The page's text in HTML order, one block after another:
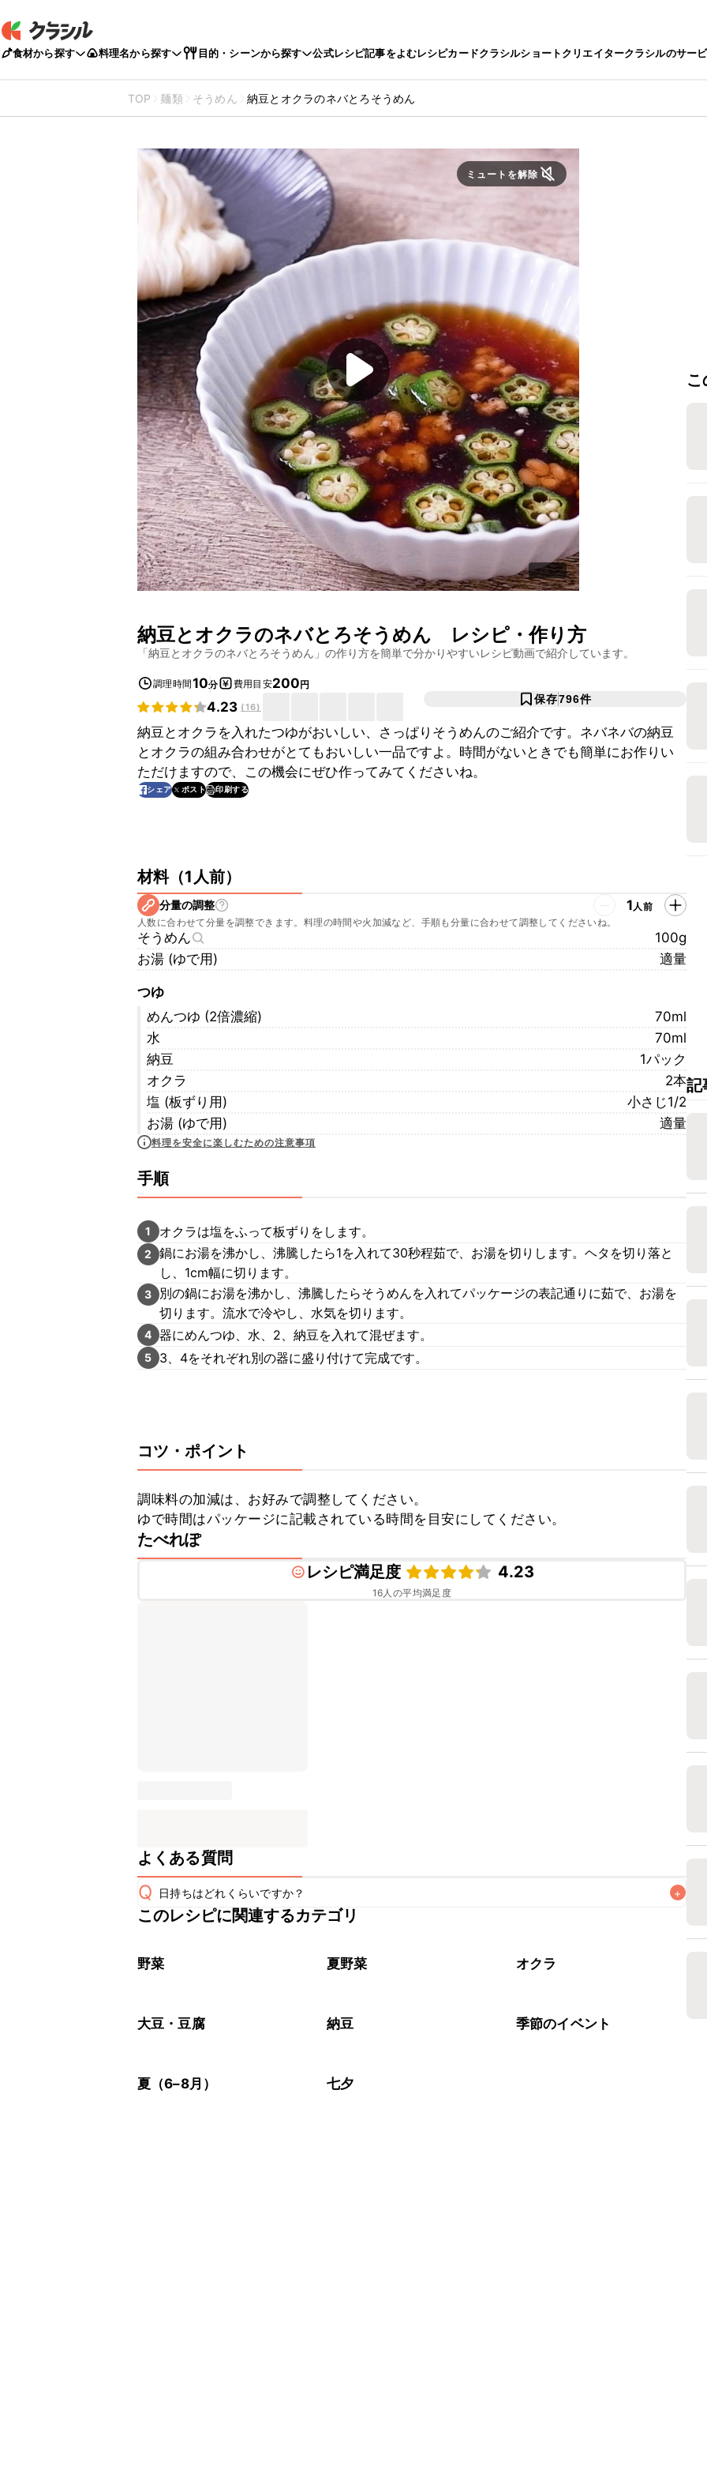
食材から探す 料理名から探す 目的・シーンから探す 公式レシピ記事をよむレシピカードクラシルショートクリエイタークラシルのサー
TOP 麺類 そうめん 納豆とオクラのネバとろそうめん
ミュートを解除
納豆とオクラのネバとろそうめん レシピ・作り方
「納豆とオクラのネバとろそうめん 」の作り方を簡単で分かりやすいレシピ動画で紹介しています。
調理時間10分 費用目安200円
4.23 (16)
保存796件
納豆とオクラを入れたつゆがおいしい、さっぱりそうめんのご紹介です。ネバネバの納豆
とオクラの組み合わせがとてもおいしい一品ですよ。時間がないときでも簡単にお作りい
ただけますので、この機会にぜひ作ってみてくださいね。
シェア ポスト 印刷する
材料（1人前）
分量の調整 1人前
人数に合わせて分量を調整できます。料理の時間や火加減など、手順も分量に合わせて調整してくださいね。
そうめん
100g
お湯 (ゆで用)
適量
つゆ
めんつゆ (2倍濃縮)
70ml
水
70ml
納豆
1パック
オクラ
2本
塩 (板ずり用)
小さじ1/2
お湯 (ゆで用)
適量
料理を安全に楽しむための注意事項
手順
1 オクラは塩をふって板ずりをします。
2
鍋にお湯を沸かし、沸騰したら1を入れて30秒程茹で、お湯を切りします。ヘタを切り落と
し、1cm幅に切ります。
3
別の鍋にお湯を沸かし、沸騰したらそうめんを入れてパッケージの表記通りに茹で、お湯を
切ります。流水で冷やし、水気を切ります。
4 器にめんつゆ、水、2、納豆を入れて混ぜます。
5 3、4をそれぞれ別の器に盛り付けて完成です。
コツ・ポイント
調味料の加減は、お好みで調整してください。
ゆで時間はパッケージに記載されている時間を目安にしてください。
たべれぽ
レシピ満足度
4.23
16人の平均満足度
よくある質問
Q 日持ちはどれくらいですか？ +
こちらのレシピは出来たてをお召し上がりいただくことをおすすめします。
※日持ちは目安です。
このレシピに関連するカテゴリ
野菜 夏野菜 オクラ
大豆・豆腐 納豆 季節のイベント
夏（6–8月） 七夕
記